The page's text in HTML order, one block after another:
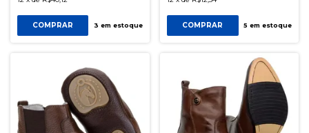
COMPRAR 3 em estoque COMPRAR 5 em estoque